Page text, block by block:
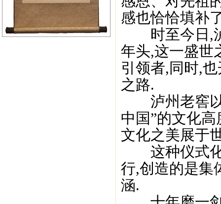
感也恰恰填补
时至今日,泸
年头,这一盛世
引领者,同时,
之路.
泸州老窖以
中国”的文化
文化之美展于
这种仪式化
行,创造的是集
涵.